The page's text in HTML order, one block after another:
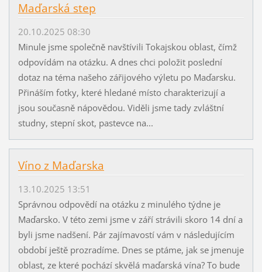
Maďarská step
20.10.2025 08:30
Minule jsme společně navštívili Tokajskou oblast, čímž
odpovídám na otázku. A dnes chci položit poslední
dotaz na téma našeho zářijového výletu po Maďarsku.
Přináším fotky, které hledané místo charakterizují a
jsou současně nápovědou. Viděli jsme tady zvláštní
studny, stepní skot, pastevce na...
Víno z Maďarska
13.10.2025 13:51
Správnou odpovědí na otázku z minulého týdne je
Maďarsko. V této zemi jsme v září strávili skoro 14 dní a
byli jsme nadšení. Pár zajímavostí vám v následujícím
období ještě prozradíme. Dnes se ptáme, jak se jmenuje
oblast, ze které pochází skvělá maďarská vína? To bude